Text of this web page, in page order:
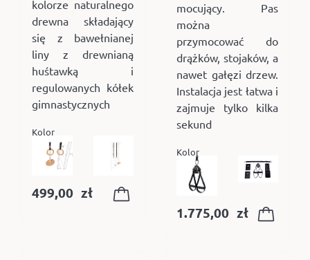
kolorze naturalnego
drewna składający
się z bawełnianej
liny z drewnianą
huśtawką i
regulowanych kółek
gimnastycznych
Kolor
499,00 zł
mocujący. Pas
można
przymocować do
drążków, stojaków, a
nawet gałęzi drzew.
Instalacja jest łatwa i
zajmuje tylko kilka
sekund
Kolor
1.775,00 zł